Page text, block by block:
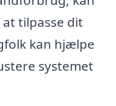
tilpasse dit
kan hjælpe
systemet